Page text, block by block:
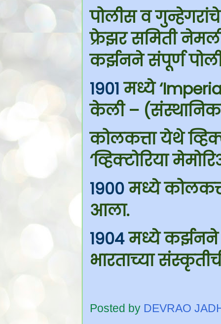
पोलीस व
फ्रेझर समिती
कर्झनने संपूर्ण
1901 मध्ये
केली –
कोलकत्ता येथे
‘व्हिक्टोरिया
1900मध्ये
आला.
1904मध्ये कर्झनने
भारताच्या
Posted by DEVRAO